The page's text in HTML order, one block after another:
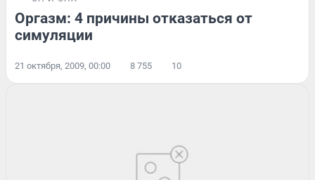
Оргазм: 4 причины отказаться от
симуляции
21 октября, 2009, 00:00 8 755 10